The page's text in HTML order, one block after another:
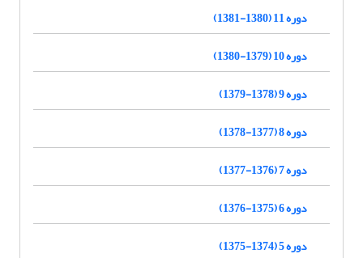
دوره 11 (1380-1381)
دوره 10 (1379-1380)
دوره 9 (1378-1379)
دوره 8 (1377-1378)
دوره 7 (1376-1377)
دوره 6 (1375-1376)
دوره 5 (1374-1375)